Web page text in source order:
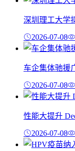
深圳理工大学
2026-07-08
车企集体驰援
2026-07-08
性能大提升
2026-07-08